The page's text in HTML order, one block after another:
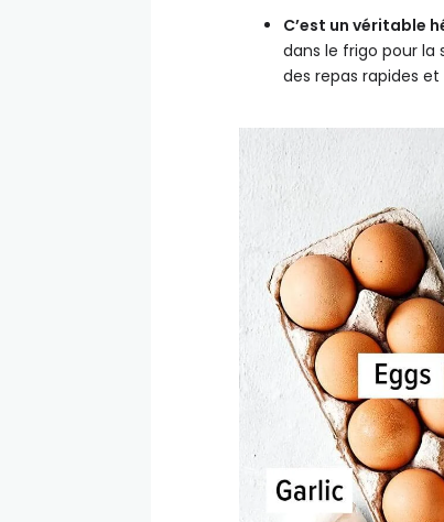
C’est un véritable
dans le frigo pour
des repas rapides